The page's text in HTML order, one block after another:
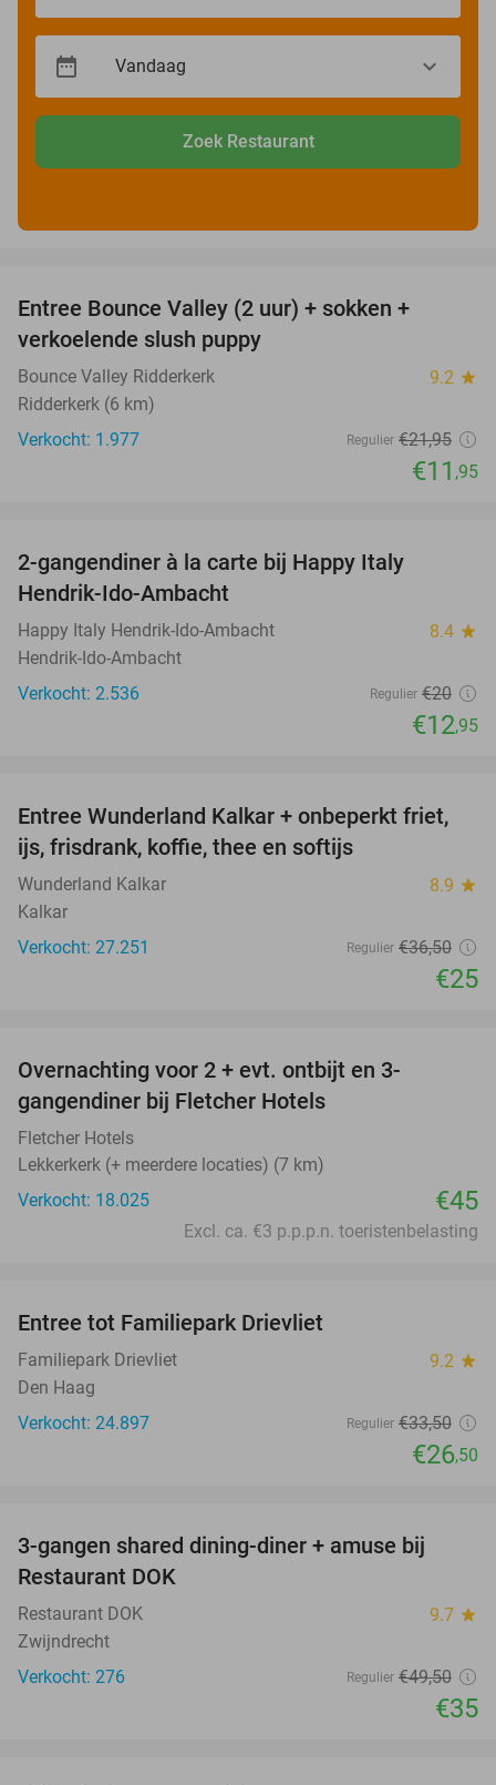
Zoek Restaurant
Entree Bounce Valley (2 uur) + sokken +
verkoelende slush puppy
Bounce Valley Ridderkerk 9.2 star
Ridderkerk (6 km)
Verkocht: 1.977
Regulier €21,95
€11 ,95
2-gangendiner à la carte bij Happy Italy
Hendrik-Ido-Ambacht
Happy Italy Hendrik-Ido-Ambacht 8.4 star
Hendrik-Ido-Ambacht
Verkocht: 2.536
Regulier €20
€12,95
32%
Entree Wunderland Kalkar + onbeperkt friet,
ijs, frisdrank, koffie, thee en softijs
Wunderland Kalkar 8.9 star
Kalkar
Verkocht: 27.251
Regulier €36,50
€25
Overnachting voor 2 + evt. ontbijt en 3-
gangendiner bij Fletcher Hotels
Fletcher Hotels
Lekkerkerk (+ meerdere locaties) (7 km)
Verkocht: 18.025
€45
Excl. ca. €3 p.p.p.n. toeristenbelasting
Entree tot Familiepark Drievliet
Familiepark Drievliet 9.2 star
Den Haag
Verkocht: 24.897
Regulier €33,50
€26,50
3-gangen shared dining-diner + amuse bij
Restaurant DOK
Restaurant DOK 9.7 star
Zwijndrecht
Verkocht: 276
Regulier €49,50
€35